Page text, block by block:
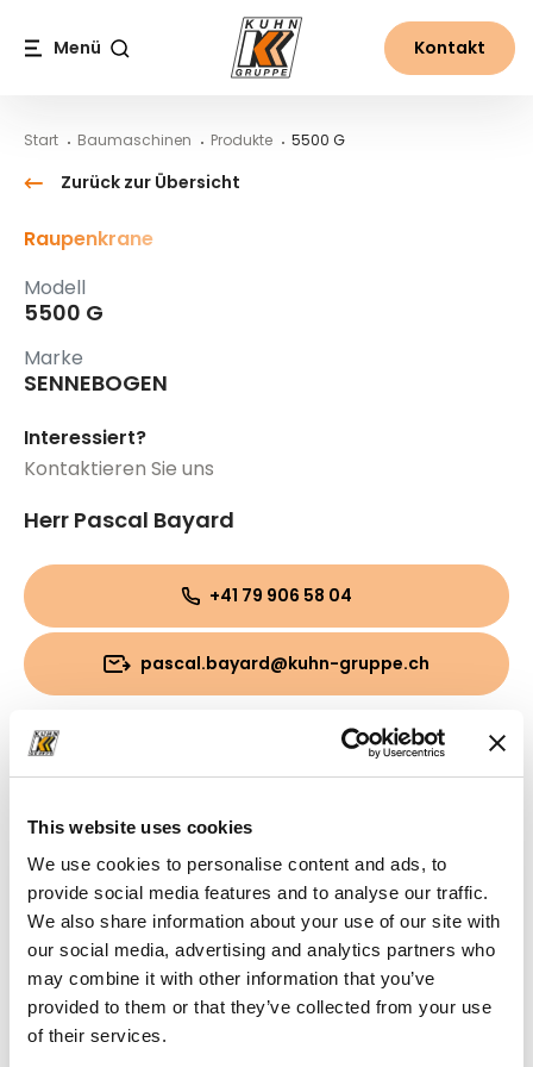
This website uses cookies
We use cookies to personalise content and ads, to
provide social media features and to analyse our traffic.
We also share information about your use of our site with
our social media, advertising and analytics partners who
may combine it with other information that you’ve
provided to them or that they’ve collected from your use
of their services.
Menü Kontakt
Start Baumaschinen Produkte 5500 G
Zurück zur Übersicht
Raupenkrane
Modell
5500 G
Marke
SENNEBOGEN
Interessiert?
Kontaktieren Sie uns
Herr Pascal Bayard
+41 79 906 58 04
pascal.bayard@kuhn-gruppe.ch
Downloads